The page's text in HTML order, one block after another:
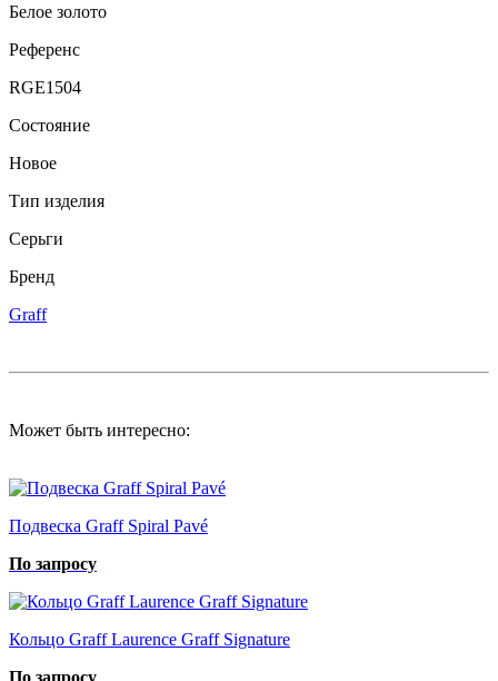
Белое золото
Референс
RGE1504
Состояние
Новое
Тип изделия
Серьги
Бренд
Graff
Может быть интересно:
Подвеска Graff Spiral Pavé
По запросу
Кольцо Graff Laurence Graff Signature
По запросу